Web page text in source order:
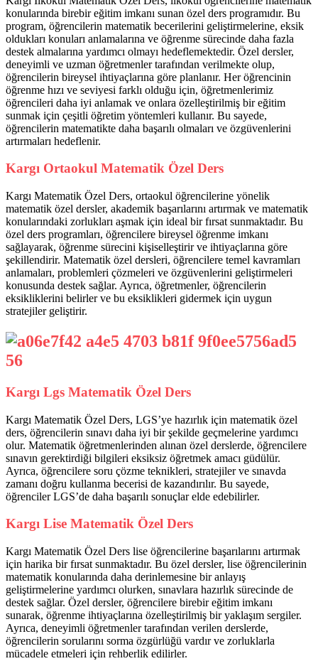
konularında birebir eğitim imkanı sunan özel ders programıdır. Bu
program, öğrencilerin matematik becerilerini geliştirmelerine, eksik
oldukları konuları anlamalarına ve öğrenme sürecinde daha fazla
destek almalarına yardımcı olmayı hedeflemektedir. Özel dersler,
deneyimli ve uzman öğretmenler tarafından verilmekte olup,
öğrencilerin bireysel ihtiyaçlarına göre planlanır. Her öğrencinin
öğrenme hızı ve seviyesi farklı olduğu için, öğretmenlerimiz
öğrencileri daha iyi anlamak ve onlara özelleştirilmiş bir eğitim
sunmak için çeşitli öğretim yöntemleri kullanır. Bu sayede,
öğrencilerin matematikte daha başarılı olmaları ve özgüvenlerini
artırmaları hedeflenir.
Kargı Ortaokul Matematik Özel Ders
Kargı Matematik Özel Ders, ortaokul öğrencilerine yönelik
matematik özel dersler, akademik başarılarını artırmak ve matematik
konularındaki zorlukları aşmak için ideal bir fırsat sunmaktadır. Bu
özel ders programları, öğrencilere bireysel öğrenme imkanı
sağlayarak, öğrenme sürecini kişiselleştirir ve ihtiyaçlarına göre
şekillendirir. Matematik özel dersleri, öğrencilere temel kavramları
anlamaları, problemleri çözmeleri ve özgüvenlerini geliştirmeleri
konusunda destek sağlar. Ayrıca, öğretmenler, öğrencilerin
eksikliklerini belirler ve bu eksiklikleri gidermek için uygun
stratejiler geliştirir.
Kargı Lgs Matematik Özel Ders
Kargı Matematik Özel Ders, LGS’ye hazırlık için matematik özel
ders, öğrencilerin sınavı daha iyi bir şekilde geçmelerine yardımcı
olur. Matematik öğretmenlerinden alınan özel derslerde, öğrencilere
sınavın gerektirdiği bilgileri eksiksiz öğretmek amacı güdülür.
Ayrıca, öğrencilere soru çözme teknikleri, stratejiler ve sınavda
zamanı doğru kullanma becerisi de kazandırılır. Bu sayede,
öğrenciler LGS’de daha başarılı sonuçlar elde edebilirler.
Kargı Lise Matematik Özel Ders
Kargı Matematik Özel Ders lise öğrencilerine başarılarını artırmak
için harika bir fırsat sunmaktadır. Bu özel dersler, lise öğrencilerinin
matematik konularında daha derinlemesine bir anlayış
geliştirmelerine yardımcı olurken, sınavlara hazırlık sürecinde de
destek sağlar. Özel dersler, öğrencilere birebir eğitim imkanı
sunarak, öğrenme ihtiyaçlarına özelleştirilmiş bir yaklaşım sergiler.
Ayrıca, deneyimli öğretmenler tarafından verilen derslerde,
öğrencilerin sorularını sorma özgürlüğü vardır ve zorluklarla
mücadele etmeleri için rehberlik edilirler.